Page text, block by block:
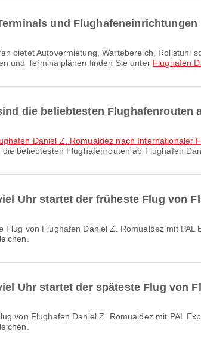
und
und Terminalplänen finden Sie unter Flughafen
die beliebtesten Flughafenrouten
Daniel Z. Romualdez nach Internationaler
beliebtesten Flughafenrouten ab Flughafen
Uhr startet der früheste Flug von
Uhr startet der späteste Flug von